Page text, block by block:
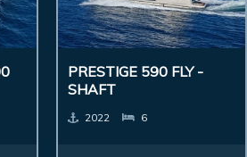
PRESTIGE 590 FLY -
SHAFT
2022 6